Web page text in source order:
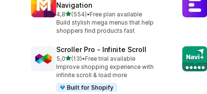
Navigation
4,8na 5 gwiazdek
(554)
Łączna liczba recenzji: 554
•Free plan available
Build stylish mega menus that help
shoppers find products fast
Scroller Pro ‑ Infinite Scroll
5,0na 5 gwiazdek
(13)
Łączna liczba recenzji: 13
•Free trial available
Improve shopping experience with
infinite scroll & load more
Built for Shopify